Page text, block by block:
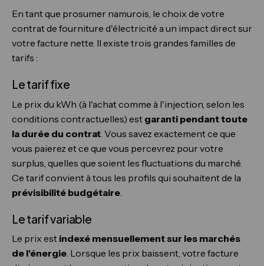
En tant que prosumer namurois, le choix de votre
contrat de fourniture d'électricité a un impact direct sur
votre facture nette. Il existe trois grandes familles de
tarifs :
Le tarif fixe
Le prix du kWh (à l'achat comme à l'injection, selon les
conditions contractuelles) est garanti pendant toute
la durée du contrat . Vous savez exactement ce que
vous paierez et ce que vous percevrez pour votre
surplus, quelles que soient les fluctuations du marché.
Ce tarif convient à tous les profils qui souhaitent de la
prévisibilité budgétaire
Le tarif variable
Le prix est indexé mensuellement sur les marchés
de l'énergie. Lorsque les prix baissent, votre facture